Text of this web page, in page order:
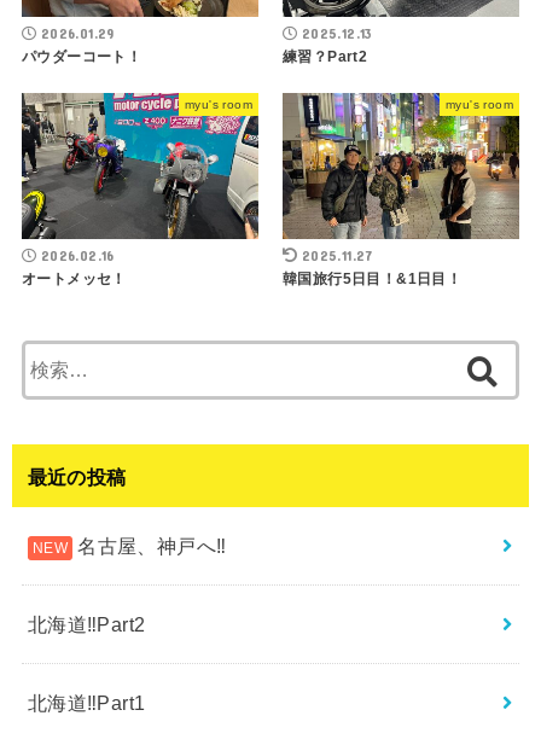
2026.01.29
パウダーコート！
2025.12.13
練習？Part2
myu's room
2026.02.16
オートメッセ！
myu's room
2025.11.27
韓国旅行5日目！&1日目！
索:
最近の投稿
名古屋、神戸へ‼︎
北海道‼︎Part2
北海道‼︎Part1